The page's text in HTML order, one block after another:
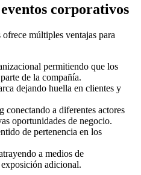
corporativos
múltiples ventajas para
permitiendo que los
de la compañía.
dejando huella en clientes y
conectando a diferentes actores
oportunidades de negocio.
de pertenencia en los
a medios de
adicional.